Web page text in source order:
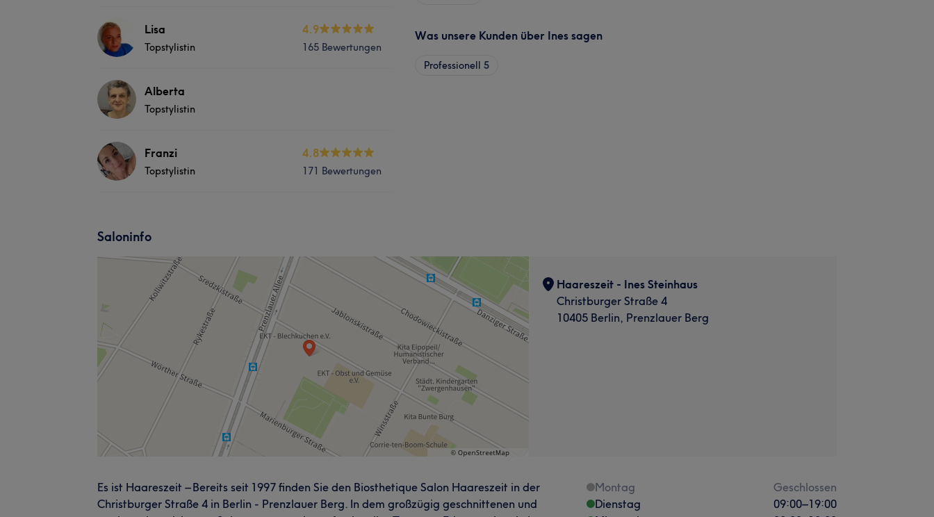
Lisa
Topstylistin
4.9
165 Bewertungen
Alberta
Topstylistin
Franzi
Topstylistin
4.8
171 Bewertungen
Was unsere Kunden über Ines sagen
Professionell 5
Saloninfo
Haareszeit - Ines Steinhaus
Christburger Straße 4
10405 Berlin, Prenzlauer Berg
Es ist Haareszeit – Bereits seit 1997 finden Sie den Biosthetique Salon Haareszeit in der
Christburger Straße 4 in Berlin - Prenzlauer Berg. In dem großzügig geschnittenen und
Montag
Geschlossen
Dienstag
09:00–19:00